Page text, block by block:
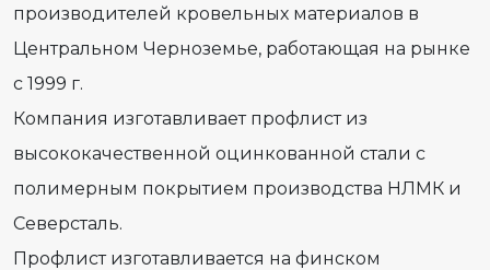
производителей кровельных материалов в
Центральном Черноземье, работающая на рынке
с 1999 г.
Компания изготавливает профлист из
высококачественной оцинкованной стали с
полимерным покрытием производства НЛМК и
Северсталь.
Профлист изготавливается на финском